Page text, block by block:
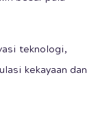
teknologi,
kekayaan dan